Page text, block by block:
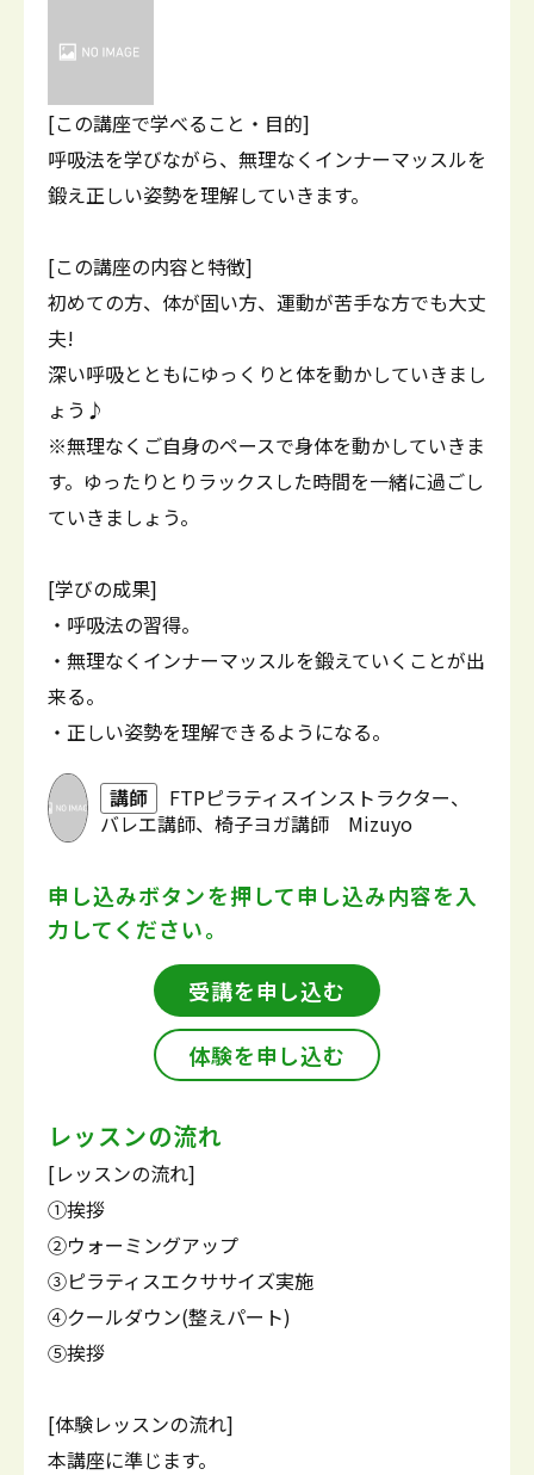
[この講座で学べること・目的]
呼吸法を学びながら、無理なくインナーマッスルを
鍛え正しい姿勢を理解していきます。
[この講座の内容と特徴]
初めての方、体が固い方、運動が苦手な方でも大丈
夫!
深い呼吸とともにゆっくりと体を動かしていきまし
ょう♪
※無理なくご自身のペースで身体を動かしていきま
す。ゆったりとりラックスした時間を一緒に過ごし
ていきましょう。
[学びの成果]
・呼吸法の習得。
・無理なくインナーマッスルを鍛えていくことが出
来る。
・正しい姿勢を理解できるようになる。
講師
FTPピラティスインストラクター、
バレエ講師、椅子ヨガ講師 Mizuyo
申し込みボタンを押して申し込み内容を入
力してください。
受講を申し込む
体験を申し込む
レッスンの流れ
[レッスンの流れ]
①挨拶
②ウォーミングアップ
③ピラティスエクササイズ実施
④クールダウン(整えパート)
⑤挨拶
[体験レッスンの流れ]
本講座に準じます。